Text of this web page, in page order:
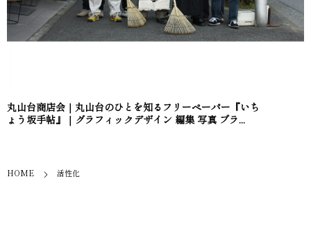
丸山台商店会｜丸山台のひとを知るフリーペーパー『いち
ょう坂手帖』｜グラフィックデザイン 編集 写真 ブラ...
HOME 活性化